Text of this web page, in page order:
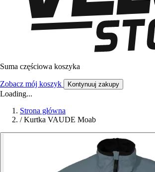
Suma częściowa koszyka
Zobacz mój koszyk Kontynuuj zakupy
Loading...
Strona główna
/ Kurtka VAUDE Moab